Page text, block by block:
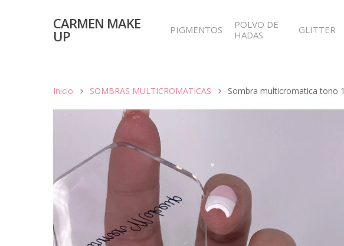
CARMEN MAKE
UP PIGMENTOS
POLVO DE
HADAS
GLITTER
Inicio SOMBRAS MULTICROMATICAS Sombra multicromatica tono 1